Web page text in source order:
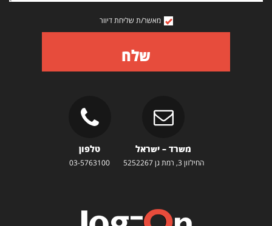
מאשר/ת שליחת דיוור
שלח
משרד – ישראל
החילזון 3, רמת גן 5252267
טלפון
03-5763100